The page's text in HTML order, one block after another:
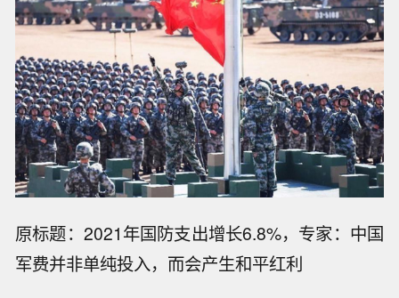
原标题：2021年国防支出增长6.8%，专家：中国
军费并非单纯投入，而会产生和平红利